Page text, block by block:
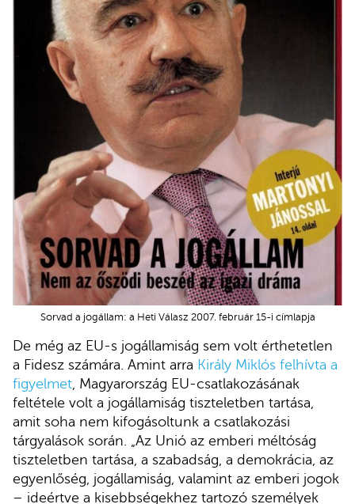
Sorvad a jogállam: a Heti Válasz 2007. február 15-i címlapja
De még az EU-s jogállamiság sem volt érthetetlen
a Fidesz számára. Amint arra Király Miklós felhívta a
figyelmet, Magyarország EU-csatlakozásának
feltétele volt a jogállamiság tiszteletben tartása,
amit soha nem kifogásoltunk a csatlakozási
tárgyalások során. „Az Unió az emberi méltóság
tiszteletben tartása, a szabadság, a demokrácia, az
egyenlőség, jogállamiság, valamint az emberi jogok
– ideértve a kisebbségekhez tartozó személyek